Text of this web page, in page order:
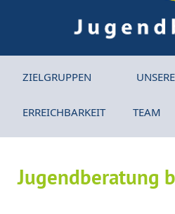
ZIELGRUPPEN
ERREICHBARKEIT TEAM
Jugendberatung